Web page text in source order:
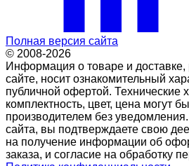
Полная версия сайта
© 2008-2026
Информация о товаре и
сайте, носит ознакомительный
публичной офертой. Технические
комплектность, цвет, цена могут
производителем без
сайта, вы подтверждаете свою
на получение информации об
заказа, и согласие на обработку